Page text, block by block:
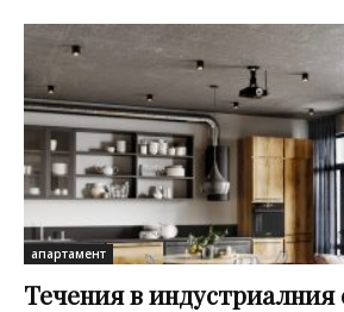
апартамент
Течения в индустриалния